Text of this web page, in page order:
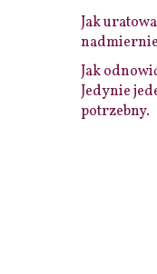
Jak
nadmiernie
Jak
Jedynie
potrzebny.